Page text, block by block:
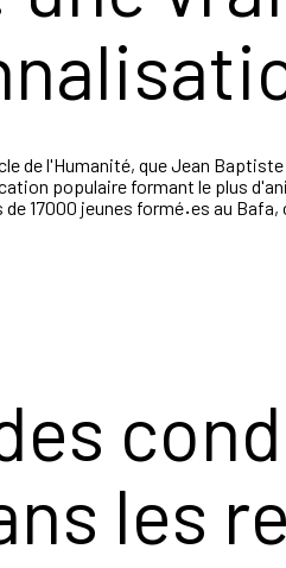
de l'Humanité, que Jean
populaire formant le plus
17000 jeunes formé·es au Bafa,
les